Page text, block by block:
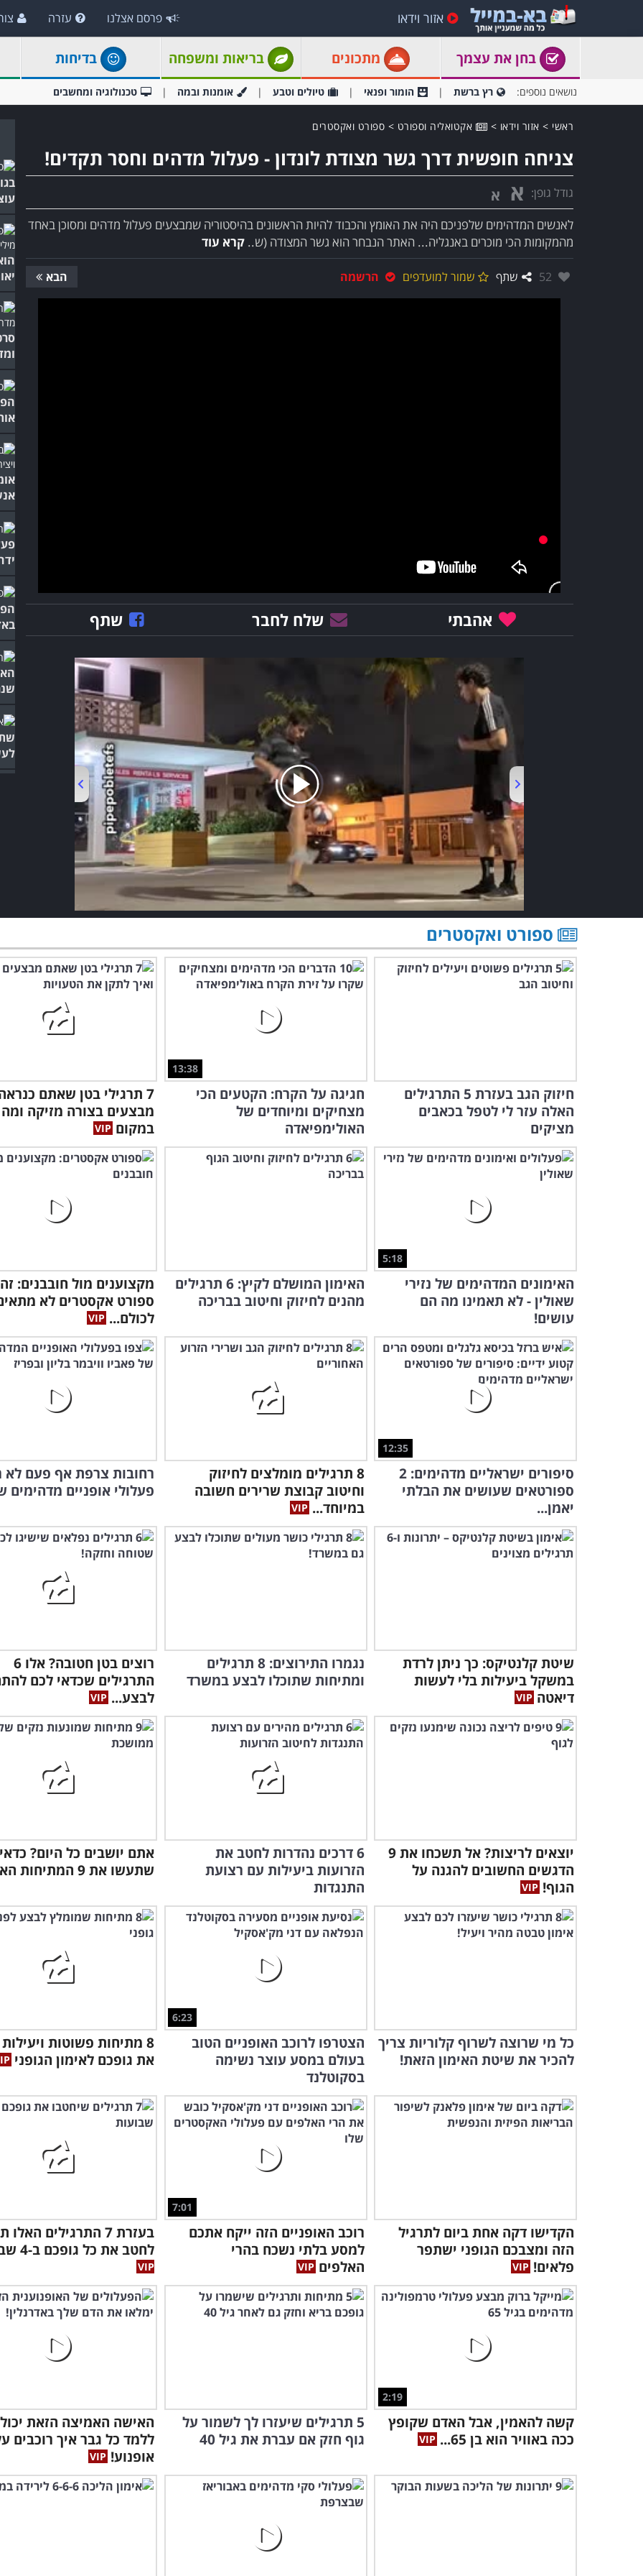
אזור וידאו פרסם אצלנו עזרה
בחן את עצמך מתכונים בריאות ומשפחה בדיחות
נושאים נוספים: רץ ברשת הומור ופנאי טיולים וטבע אומנות ובמה טכנולוגיה ומחשבים
ראשי > אזור וידאו > אקטואליה וספורט > ספורט ואקסטרים
צניחה חופשית דרך גשר מצודת לונדון - פעלול מדהים וחסר תקדים!
גודל גופן: א א
לאנשים המדהימים שלפניכם היה את האומץ והכבוד להיות הראשונים בהיסטוריה שמבצעים פעלול מדהים ומסוכן באחד
מהמקומות הכי מוכרים באנגליה... האתר הנבחר הוא גשר המצודה (ש.. קרא עוד
אהבו:
52 שתף שמור למועדפים הרשמה הבא
אהבתי שלח לחבר שתף
00:00/01:08
ספורט ואקסטרים
חיזוק הגב בעזרת 5 התרגילים
האלה עזר לי לטפל בכאבים
מציקים
13:38
חגיגה על הקרח: הקטעים הכי
מצחיקים ומיוחדים של
האולימפיאדה
7 תרגילי בטן שאתם
מבצעים בצורה מזיקה
במקום
5:18
האימונים המדהימים של נזירי
שאולין - לא תאמינו מה הם
עושים!
האימון המושלם לקיץ: 6 תרגילים
מהנים לחיזוק וחיטוב בבריכה
מקצוענים מול חובבנים:
ספורט אקסטרים לא
לכולם...
12:35
סיפורים ישראליים מדהימים: 2
ספורטאים שעושים את הבלתי
יאמן...
8 תרגילים מומלצים לחיזוק
וחיטוב קבוצת שרירים חשובה
במיוחד...
רחובות צרפת אף פעם לא
פעלולי אופניים מדהימים
שיטת קלנטיקס: כך ניתן לרדת
במשקל ביעילות בלי לעשות
דיאטה
נגמרו התירוצים: 8 תרגילים
ומתיחות שתוכלו לבצע במשרד
רוצים בטן חטובה? אלו 6
התרגילים שכדאי לכם
לבצע...
יוצאים לריצות? אל תשכחו את 9
הדגשים החשובים להגנה על
הגוף!
6 דרכים נהדרות לחטב את
הזרועות ביעילות עם רצועת
התנגדות
אתם יושבים כל היום?
שתעשו את 9 המתיחות האלה!
כל מי שרוצה לשרוף קלוריות צריך
להכיר את שיטת האימון הזאת!
6:23
הצטרפו לרוכב האופניים הטוב
בעולם במסע עוצר נשימה
בסקוטלנד
8 מתיחות פשוטות ויעילות
את גופכם לאימון הגופני
הקדישו דקה אחת ביום לתרגיל
הזה ומצבכם הגופני ישתפר
פלאים!
7:01
רוכב האופניים הזה ייקח אתכם
למסע בלתי נשכח בהרי
האלפים
בעזרת 7 התרגילים האלו
לחטב את כל גופכם ב-4 שבועות!
2:19
קשה להאמין, אבל האדם שקופץ
ככה באוויר הוא בן 65...
5 תרגילים שיעזרו לך לשמור על
גוף חזק אם עברת את גיל 40
האישה האמיצה הזאת
ללמד כל גבר איך רוכבים
אופנוע!